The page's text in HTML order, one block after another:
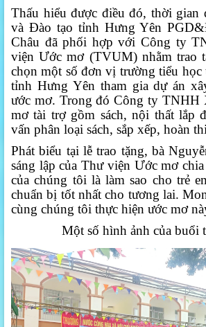
Thấu hiểu được điều đó, thời gian
và Đào tạo tỉnh Hưng Yên
Châu đã phối hợp với Công ty
viện Ước mơ (TVUM) nhằm trao
chọn một số đơn vị trường tiểu học
tỉnh Hưng Yên tham gia dự án
ước mơ. Trong đó Công ty TNHH
mơ tài trợ gồm sách, nội thất lắp
vấn phân loại sách, sắp xếp, hoàn
Phát biểu tại lễ trao tặng, bà
sáng lập của Thư viện Ước mơ
của chúng tôi là làm sao cho trẻ
chuẩn bị tốt nhất cho tương lai.
cùng chúng tôi thực hiện ước mơ
Một số hình ảnh của buổi